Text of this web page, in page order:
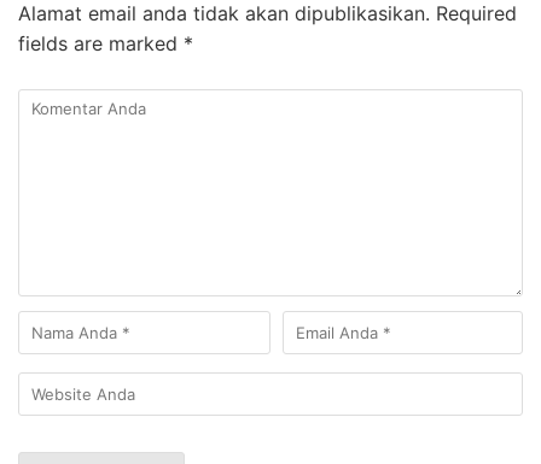
Alamat email anda tidak akan dipublikasikan. Required
fields are marked *